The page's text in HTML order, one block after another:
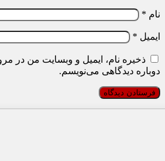
نام *
ایمیل *
ذخیره نام، ایمیل و وبسایت من در
دوباره دیدگاهی می‌نویسم.